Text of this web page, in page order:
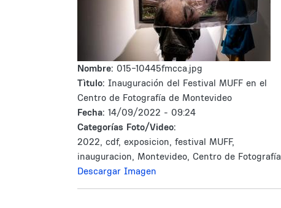
Nombre: 015-10445fmcca.jpg
Tìtulo: Inauguración del Festival MUFF en el
Centro de Fotografía de Montevideo
Fecha: 14/09/2022 - 09:24
Categorías Foto/Video:
2022, cdf, exposicion, festival MUFF,
inauguracion, Montevideo, Centro de Fotografía
Descargar Imagen